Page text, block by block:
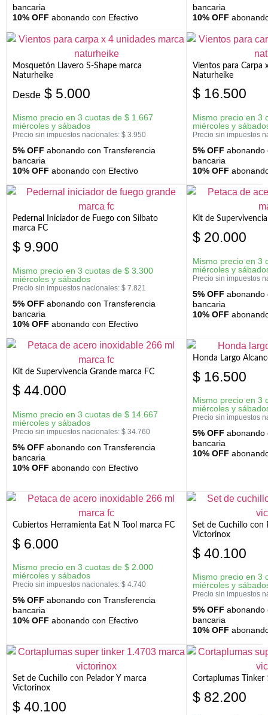
bancaria
10% OFF abonando con Efectivo
bancaria
10% OFF
Mosquetón Llavero S-Shape marca
Naturheike
Desde $ 5.000
Mismo precio en 3 cuotas de $ 1.667
miércoles y sábados
Precio sin impuestos nacionales: $ 3.950
5% OFF abonando con Transferencia
bancaria
10% OFF abonando con Efectivo
Vientos para Carpa
Naturheike
$ 16.500
Mismo precio en 3
miércoles y
Precio sin impuestos
5% OFF abonando
bancaria
10% OFF
Pedernal Iniciador de Fuego con Silbato
marca FC
$ 9.900
Mismo precio en 3 cuotas de $ 3.300
miércoles y sábados
Precio sin impuestos nacionales: $ 7.821
5% OFF abonando con Transferencia
bancaria
10% OFF abonando con Efectivo
Kit de
$ 20.000
Mismo precio en 3
miércoles y
Precio sin impuestos
5% OFF abonando
bancaria
10% OFF
Kit de Supervivencia Grande marca FC
$ 44.000
Mismo precio en 3 cuotas de $ 14.667
miércoles y sábados
Precio sin impuestos nacionales: $ 34.760
5% OFF abonando con Transferencia
bancaria
10% OFF abonando con Efectivo
Honda Largo
$ 16.500
Mismo precio en 3
miércoles y
Precio sin impuestos
5% OFF abonando
bancaria
10% OFF
Cubiertos Herramienta Eat N Tool marca FC
$ 6.000
Mismo precio en 3 cuotas de $ 2.000
miércoles y sábados
Precio sin impuestos nacionales: $ 4.740
5% OFF abonando con Transferencia
bancaria
10% OFF abonando con Efectivo
Set de Cuchillo con
Victorinox
$ 40.100
Mismo precio en 3
miércoles y
Precio sin impuestos
5% OFF abonando
bancaria
10% OFF
Set de Cuchillo con Pelador Y marca
Victorinox
$ 40.100
Cortaplumas
$ 82.200